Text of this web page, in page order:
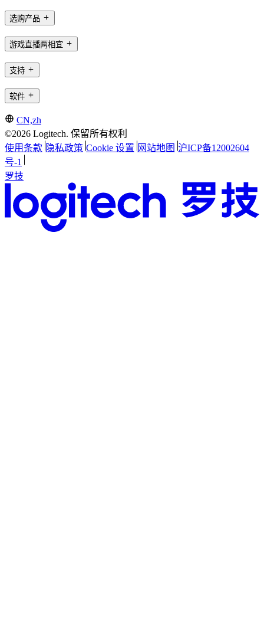
选购产品
游戏直播两相宜
支持
软件
CN,zh
©2026 Logitech. 保留所有权利
使用条款 隐私政策 Cookie 设置 网站地图 沪ICP备12002604
号-1
罗技